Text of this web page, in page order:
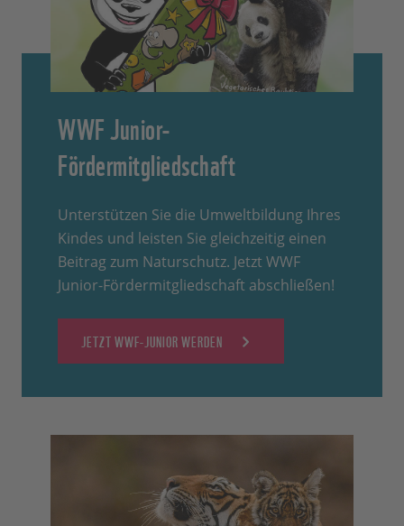
WWF Junior-
Fördermitgliedschaft
Unterstützen Sie die Umweltbildung Ihres
Kindes und leisten Sie gleichzeitig einen
Beitrag zum Naturschutz. Jetzt WWF
Junior-Fördermitgliedschaft abschließen!
JETZT WWF-JUNIOR WERDEN